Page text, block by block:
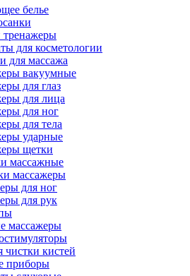
белье
для косметологии
для массажа
вакуумные
для глаз
для лица
для ног
для тела
ударные
щетки
массажные
массажеры
для ног
для рук
массажеры
кистей
приборы